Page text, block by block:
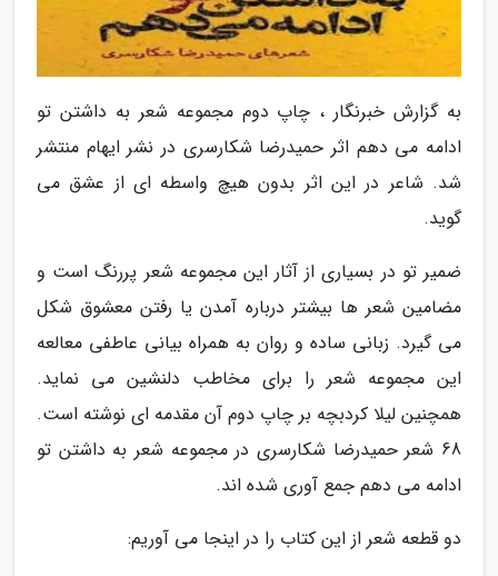
به گزارش خبرنگار ، چاپ دوم مجموعه شعر به داشتن تو
ادامه می دهم اثر حمیدرضا شکارسری در نشر ایهام منتشر
شد. شاعر در این اثر بدون هیچ واسطه ای از عشق می
گوید.
ضمیر تو در بسیاری از آثار این مجموعه شعر پررنگ است و
مضامین شعر ها بیشتر درباره آمدن یا رفتن معشوق شکل
می گیرد. زبانی ساده و روان به همراه بیانی عاطفی معالعه
این مجموعه شعر را برای مخاطب دلنشین می نماید.
همچنین لیلا کردبچه بر چاپ دوم آن مقدمه ای نوشته است.
68 شعر حمیدرضا شکارسری در مجموعه شعر به داشتن تو
ادامه می دهم جمع آوری شده اند.
دو قطعه شعر از این کتاب را در اینجا می آوریم: